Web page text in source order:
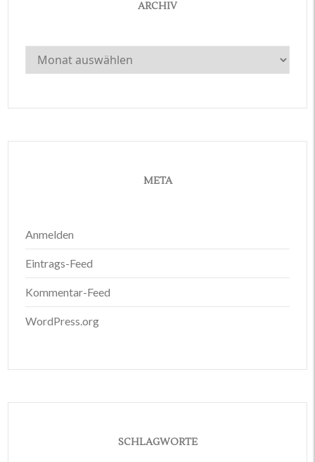
ARCHIV
Archiv
META
Anmelden
Eintrags-Feed
Kommentar-Feed
WordPress.org
SCHLAGWORTE